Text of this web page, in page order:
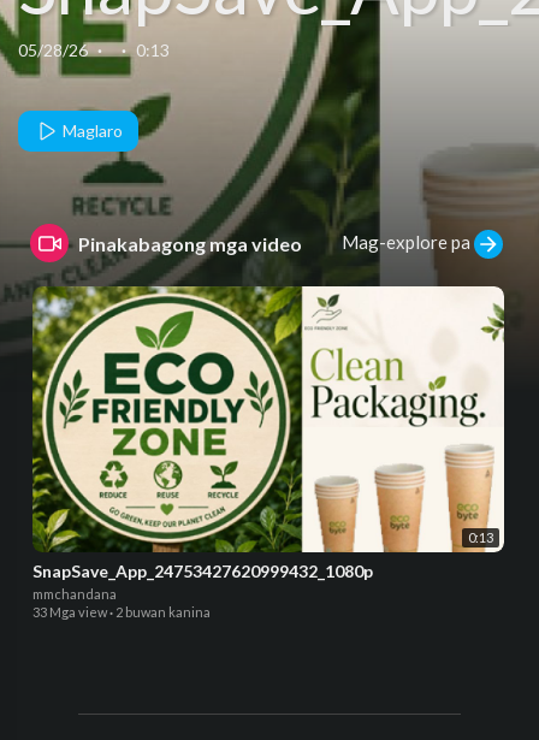
05/28/26 · · 0:13
Maglaro
Pinakabagong mga video Mag-explore pa
0:13
SnapSave_App_24753427620999432_1080p
mmchandana
33 Mga view· 2 buwan kanina